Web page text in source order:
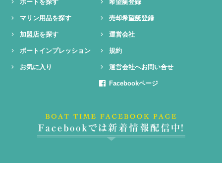
ボートを探す
マリン用品を探す
加盟店を探す
ボートインプレッション
お気に入り
希望艇登録
売却希望艇登録
運営会社
規約
運営会社へお問い合せ
Facebookページ